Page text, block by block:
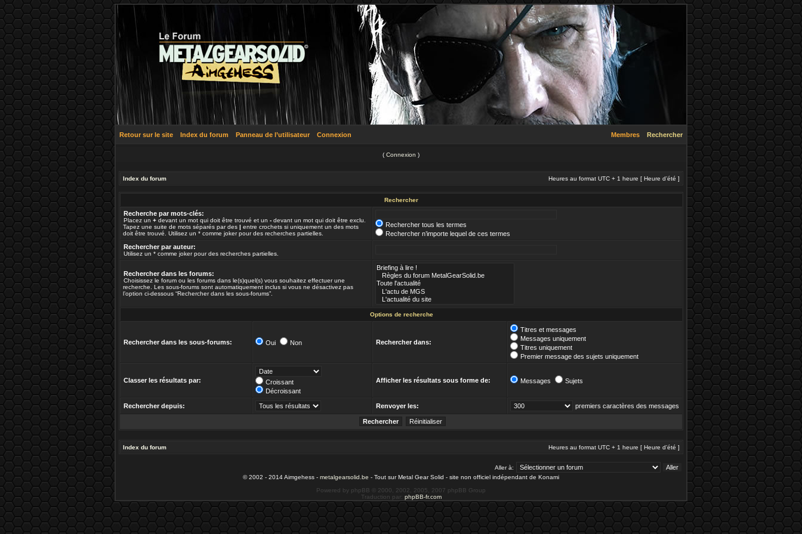
Retour sur le site Index du forum Panneau de l’utilisateur Connexion Rechercher
Membres
( Connexion )
Index du forum Heures au format UTC + 1 heure [ Heure d’été ]
Rechercher
Recherche par mots-clés:
Placez un + devant un mot qui doit être trouvé et un - devant un mot qui doit être exclu.
Tapez une suite de mots séparés par des | entre crochets si uniquement un des mots
doit être trouvé. Utilisez un * comme joker pour des recherches partielles.
Rechercher tous les termes
Rechercher n’importe lequel de ces termes
Rechercher par auteur:
Utilisez un * comme joker pour des recherches partielles.
Rechercher dans les forums:
Choisissez le forum ou les forums dans le(s)quel(s) vous souhaitez effectuer une
recherche. Les sous-forums sont automatiquement inclus si vous ne désactivez pas
l’option ci-dessous “Rechercher dans les sous-forums”.
Options de recherche
Rechercher dans les sous-forums: Oui Non Rechercher dans:
Titres et messages
Messages uniquement
Titres uniquement
Premier message des sujets uniquement
Classer les résultats par:
Croissant
Décroissant
Afficher les résultats sous forme de: Messages Sujets
Rechercher depuis: Renvoyer les: premiers caractères des messages
Index du forum Heures au format UTC + 1 heure [ Heure d’été ]
Aller à:
© 2002 - 2014 Aimgehess - metalgearsolid.be - Tout sur Metal Gear Solid - site non officiel indépendant de Konami
Powered by phpBB © 2000, 2002, 2005, 2007 phpBB Group
Traduction par: phpBB-fr.com